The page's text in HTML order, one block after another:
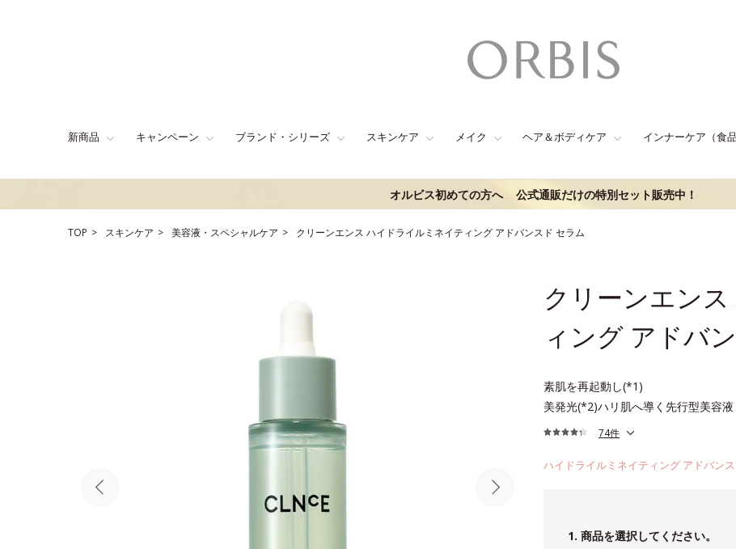
新商品 キャンペーン ブランド・シリーズ スキンケア メイク ヘア＆ボディケア インナーケア（食品
オルビス初めての方へ 公式通販だけの特別セット販売中！
TOP スキンケア 美容液・スペシャルケア クリーンエンス ハイドライルミネイティング アドバンスド セラム
クリーンエン
ィング アドバ
素肌を再起動し(*1)
美発光(*2)ハリ肌へ導く先行型美容液
74件
ハイドライルミネイティング アドバン
1. 商品を選択してください。